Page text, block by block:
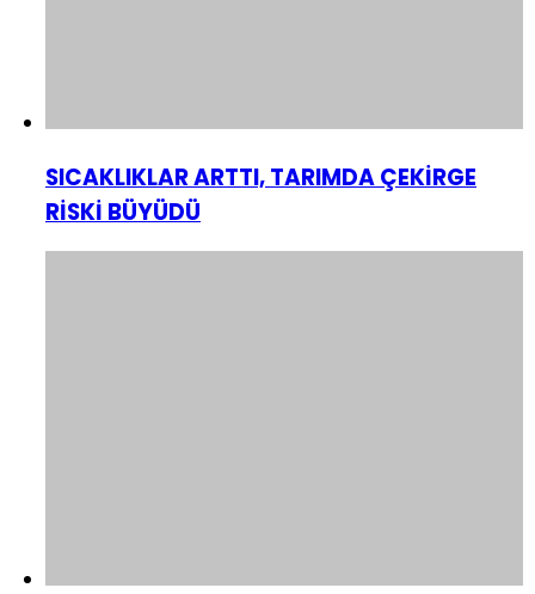
SICAKLIKLAR ARTTI, TARIMDA ÇEKİRGE
RİSKİ BÜYÜDÜ